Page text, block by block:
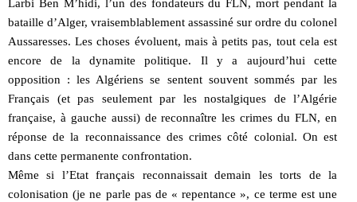
Larbi Ben M’hidi, l’un des fondateurs du FLN, mort pendant la
bataille d’Alger, vraisemblablement assassiné sur ordre du colonel
Aussaresses. Les choses évoluent, mais à petits pas, tout cela est
encore de la dynamite politique. Il y a aujourd’hui cette
opposition : les Algériens se sentent souvent sommés par les
Français (et pas seulement par les nostalgiques de l’Algérie
française, à gauche aussi) de reconnaître les crimes du FLN, en
réponse de la reconnaissance des crimes côté colonial. On est
dans cette permanente confrontation.
Même si l’Etat français reconnaissait demain les torts de la
colonisation (je ne parle pas de « repentance », ce terme est une